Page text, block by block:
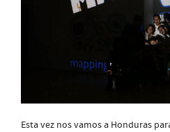
Esta vez nos vamos a Honduras